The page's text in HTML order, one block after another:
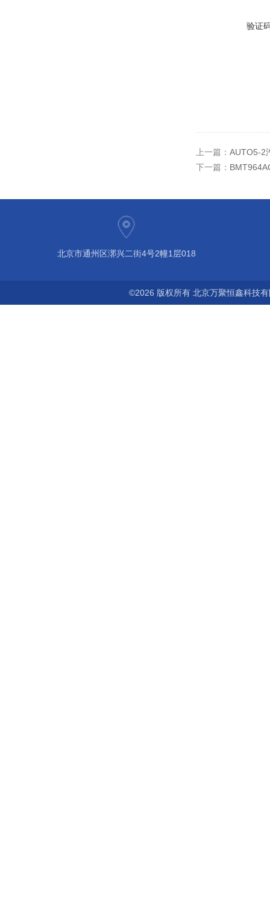
验证
上一篇： AUTO5-2
下一篇：
北京市通州区漷兴二街4号2幢1层018
©2026 版权所有 北京万聚恒鑫科技